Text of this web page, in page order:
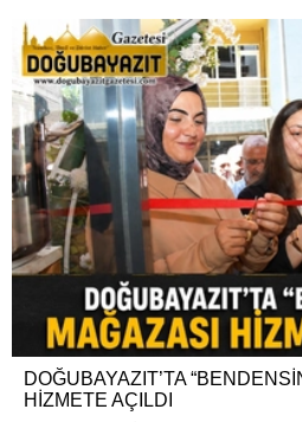
DOĞUBAYAZIT’TA
HİZMETE AÇILDI